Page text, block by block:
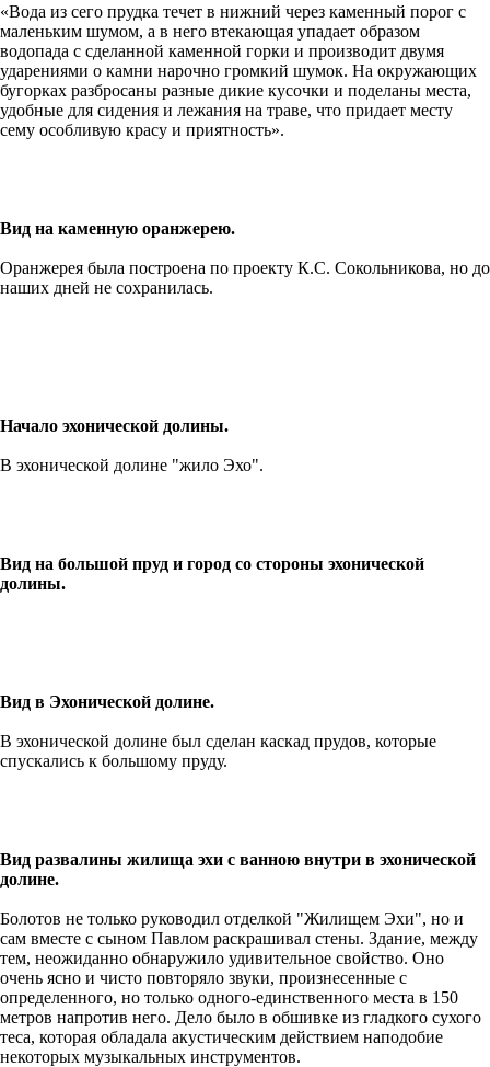
«Вода из сего прудка течет в нижний через каменный порог с
маленьким шумом, а в него втекающая упадает образом
водопада с сделанной каменной горки и производит двумя
ударениями о камни нарочно громкий шумок. На окружающих
бугорках разбросаны разные дикие кусочки и поделаны места,
удобные для сидения и лежания на траве, что придает месту
сему особливую красу и приятность».
Вид на каменную оранжерею.
Оранжерея была построена по проекту К.С. Сокольникова, но до
наших дней не сохранилась.
Начало эхонической долины.
В эхонической долине "жило Эхо".
Вид на большой пруд и город со стороны эхонической
долины.
Вид в Эхонической долине.
В эхонической долине был сделан каскад прудов, которые
спускались к большому пруду.
Вид развалины жилища эхи с ванною внутри в эхонической
долине.
Болотов не только руководил отделкой "Жилищем Эхи", но и
сам вместе с сыном Павлом раскрашивал стены. Здание, между
тем, неожиданно обнаружило удивительное свойство. Оно
очень ясно и чисто повторяло звуки, произнесенные с
определенного, но только одного-единственного места в 150
метров напротив него. Дело было в обшивке из гладкого сухого
теса, которая обладала акустическим действием наподобие
некоторых музыкальных инструментов.